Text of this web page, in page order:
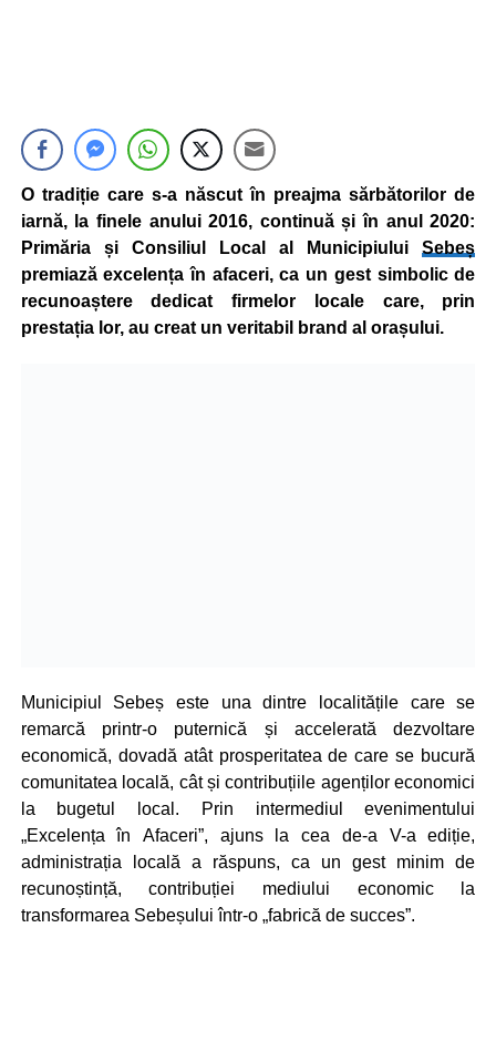
O tradiție care s-a născut în preajma sărbătorilor de
iarnă, la finele anului 2016, continuă și în anul 2020:
Primăria și Consiliul Local al MunicipiuluiSebeș
premiază excelența în afaceri, ca un gest simbolic de
recunoaștere dedicat firmelor locale care, prin
prestația lor, au creat un veritabil brand al orașului.
Municipiul Sebeș este una dintre localitățile care se
remarcă printr-o puternică și accelerată dezvoltare
economică, dovadă atât prosperitatea de care se bucură
comunitatea locală, cât și contribuțiile agenților economici
la bugetul local. Prin intermediul evenimentului
„Excelența în Afaceri”, ajuns la cea de-a V-a ediție,
administrația locală a răspuns, ca un gest minim de
recunoștință, contribuției mediului economic la
transformarea Sebeșului într-o „fabrică de succes”.